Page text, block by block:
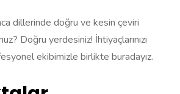
dillerinde doğru ve kesin çeviri
Doğru yerdesiniz! İhtiyaçlarınızı
ekibimizle birlikte buradayız.